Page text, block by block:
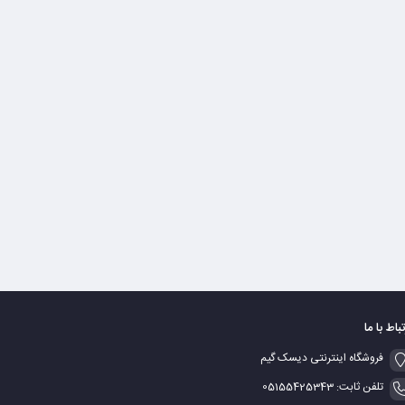
با ما
فروشگاه اینترنتی دیسک گیم
تلفن ثابت: 05155425343